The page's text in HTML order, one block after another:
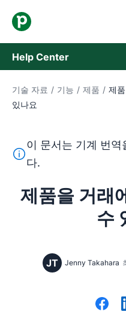
Help Center
기술 자료
지원 팀 문의
기술 자료 / 기능 / 제품 / 제
있나요
이 텍스트는 기계 번역 도
이 문서는 기계 번역
다.
제품을 거래
수
JT Jenny Takahara